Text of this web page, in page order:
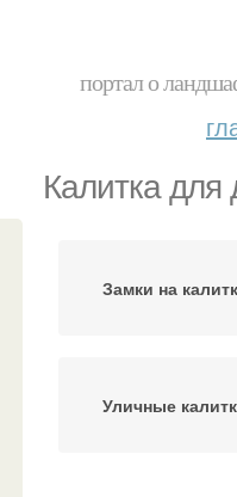
портал о
Калитка для
Замки на
Уличные